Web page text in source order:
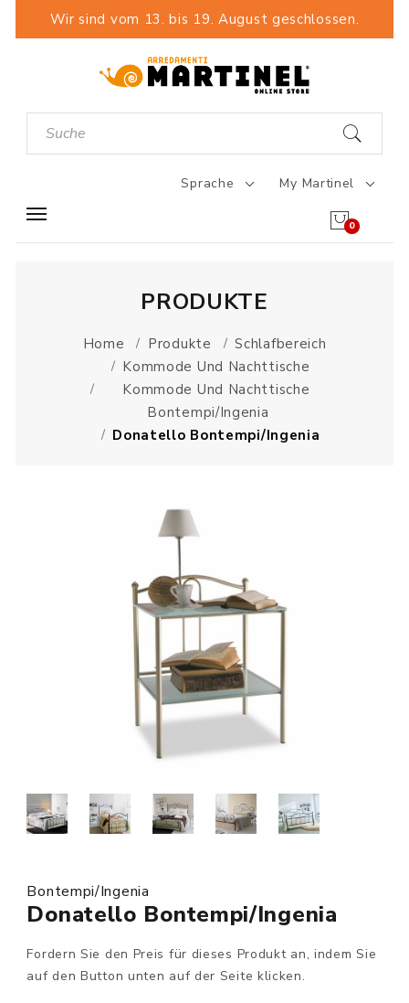
Wir sind vom 13. bis 19. August geschlossen.
Sprache My Martinel
0
PRODUKTE
Home Produkte
Schlafbereich
Kommode Und Nachttische
Kommode Und Nachttische
Bontempi/Ingenia
Donatello Bontempi/Ingenia
Bontempi/Ingenia
Donatello Bontempi/Ingenia
Fordern Sie den Preis für dieses Produkt an, indem Sie
auf den Button unten auf der Seite klicken.